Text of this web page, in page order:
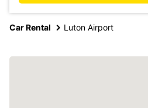
Car Rental Luton Airport